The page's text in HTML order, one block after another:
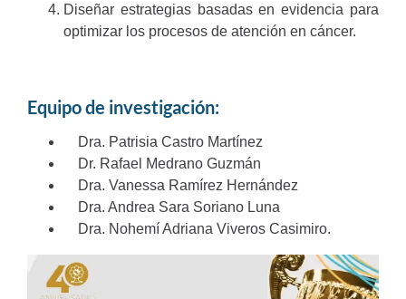
Diseñar estrategias basadas en evidencia para
optimizar los procesos de atención en cáncer.
Equipo de investigación:
Dra. Patrisia Castro Martínez
Dr. Rafael Medrano Guzmán
Dra. Vanessa Ramírez Hernández
Dra. Andrea Sara Soriano Luna
Dra. Nohemí Adriana Viveros Casimiro.